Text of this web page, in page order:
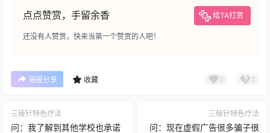
点点赞赏，手留余香 给TA打赏
还没有人赞赏，快来当第一个赞赏的人吧！
海报分享 收藏 0 0
三棱针特色疗法
问：我了解到其他学校也承诺
三棱针特色疗法
问：现在虚假广告很多骗子很